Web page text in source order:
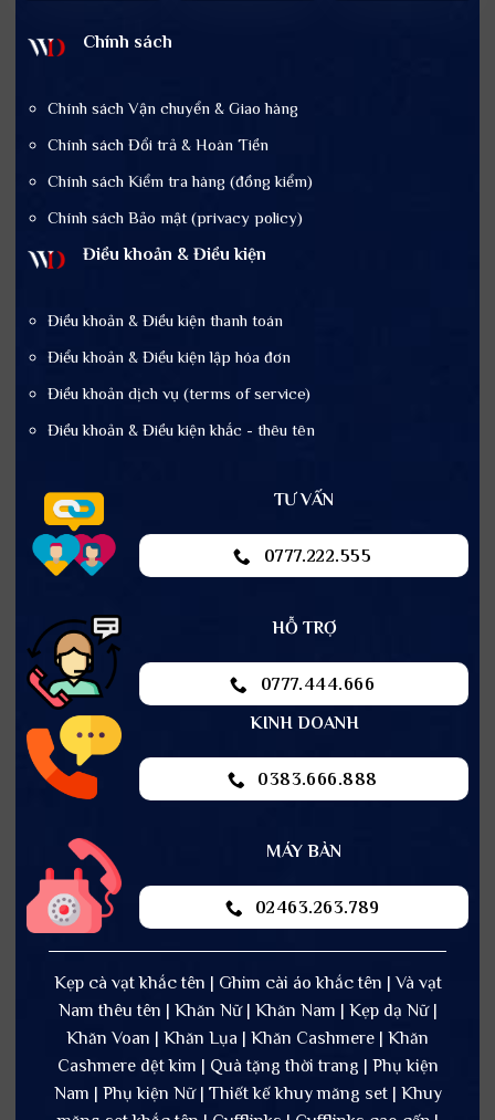
Chính sách
Chính sách Vận chuyển & Giao hàng
Chính sách Đổi trả & Hoàn Tiền
Chính sách Kiểm tra hàng (đồng kiểm)
Chính sách Bảo mật (privacy policy)
Điều khoản & Điều kiện
Điều khoản & Điều kiện thanh toán
Điểu khoản & Điều kiện lập hóa đơn
Điều khoản dịch vụ (terms of service)
Điều khoản & Điều kiện khắc - thêu tên
TƯ VẤN
0777.222.555
HỖ TRỢ
0777.444.666
KINH DOANH
0383.666.888
MÁY BÀN
02463.263.789
Kẹp cà vạt khắc tên | Ghim cài áo khắc tên | Và vạt
Nam thêu tên | Khăn Nữ | Khăn Nam | Kẹp dạ Nữ |
Khăn Voan | Khăn Lụa | Khăn Cashmere | Khăn
Cashmere dệt kim | Quà tặng thời trang | Phụ kiện
Nam | Phụ kiện Nữ | Thiết kế khuy măng set | Khuy